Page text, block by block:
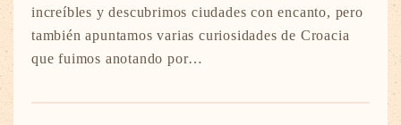
increíbles y descubrimos ciudades con encanto, pero
también apuntamos varias curiosidades de Croacia
que fuimos anotando por…